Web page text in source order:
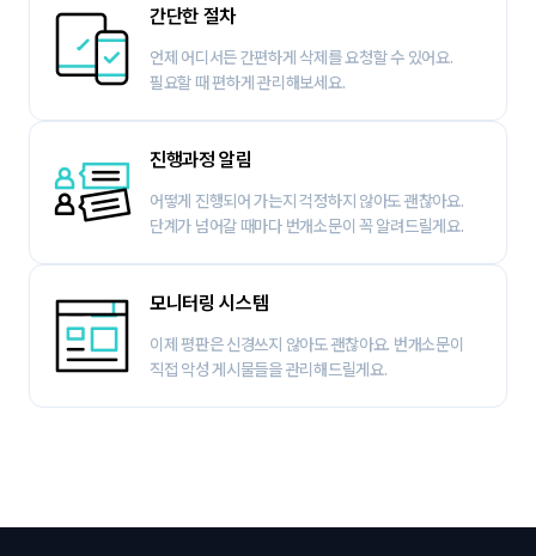
간단한 절차
언제 어디서든 간편하게 삭제를 요청할 수 있어요.
필요할 때 편하게 관리해보세요.
진행과정 알림
어떻게 진행되어 가는지 걱정하지 않아도 괜찮아요.
단계가 넘어갈 때마다 번개소문이 꼭 알려드릴게요.
모니터링 시스템
이제 평판은 신경쓰지 않아도 괜찮아요. 번개소문이
직접 악성 게시물들을 관리해드릴게요.